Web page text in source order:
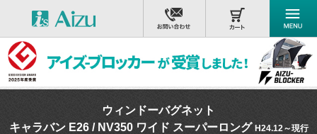
ウィンドーバグネット
キャラバン E26 / NV350 ワイド スーパーロング H24.12～現行